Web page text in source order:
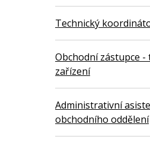
Technický
Obchodní zástupce -
zařízení
Administrativní
obchodního oddělení